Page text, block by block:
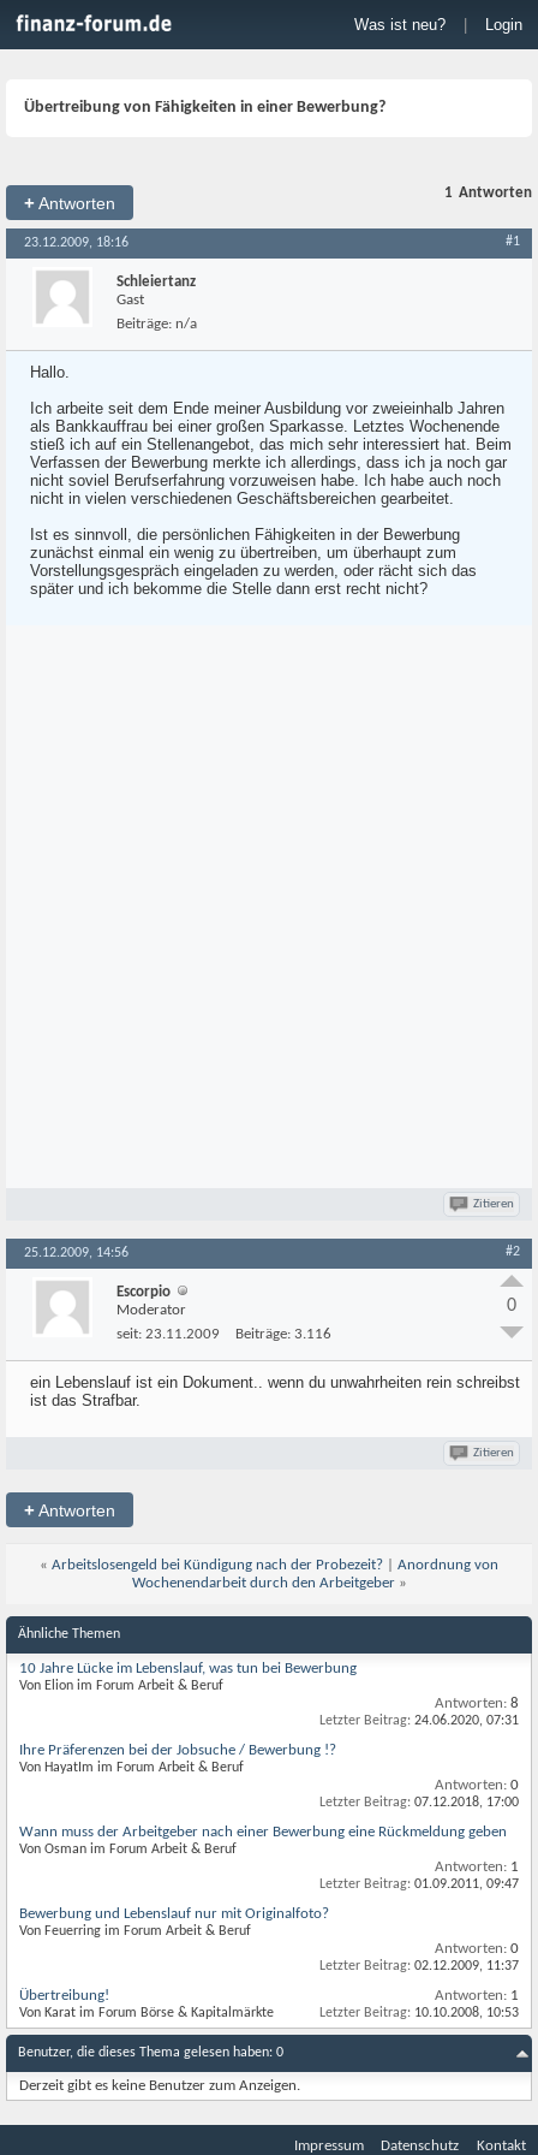
Was ist neu? Login
Übertreibung von Fähigkeiten in einer Bewerbung?
+Antworten
1 Antworten
23.12.2009, 18:16 #1
Schleiertanz
Gast
Beiträge: n/a
Hallo.
Ich arbeite seit dem Ende meiner Ausbildung vor zweieinhalb Jahren
als Bankkauffrau bei einer großen Sparkasse. Letztes Wochenende
stieß ich auf ein Stellenangebot, das mich sehr interessiert hat. Beim
Verfassen der Bewerbung merkte ich allerdings, dass ich ja noch gar
nicht soviel Berufserfahrung vorzuweisen habe. Ich habe auch noch
nicht in vielen verschiedenen Geschäftsbereichen gearbeitet.
Ist es sinnvoll, die persönlichen Fähigkeiten in der Bewerbung
zunächst einmal ein wenig zu übertreiben, um überhaupt zum
Vorstellungsgespräch eingeladen zu werden, oder rächt sich das
später und ich bekomme die Stelle dann erst recht nicht?
Zitieren
25.12.2009, 14:56 #2
Escorpio
Moderator
seit: 23.11.2009 Beiträge: 3.116
0
ein Lebenslauf ist ein Dokument.. wenn du unwahrheiten rein schreibst
ist das Strafbar.
Zitieren
+Antworten
« Arbeitslosengeld bei Kündigung nach der Probezeit?
Anordnung von
Wochenendarbeit durch den Arbeitgeber »
Ähnliche Themen
10 Jahre Lücke im Lebenslauf, was tun bei Bewerbung
Von Elion im Forum Arbeit & Beruf
Antworten: 8
Letzter Beitrag: 24.06.2020, 07:31
Ihre Präferenzen bei der Jobsuche / Bewerbung !?
Von HayatIm im Forum Arbeit & Beruf
Antworten: 0
Letzter Beitrag: 07.12.2018, 17:00
Wann muss der Arbeitgeber nach einer Bewerbung eine Rückmeldung geben
Von Osman im Forum Arbeit & Beruf
Antworten: 1
Letzter Beitrag: 01.09.2011, 09:47
Bewerbung und Lebenslauf nur mit Originalfoto?
Von Feuerring im Forum Arbeit & Beruf
Antworten: 0
Letzter Beitrag: 02.12.2009, 11:37
Übertreibung!
Von Karat im Forum Börse & Kapitalmärkte
Antworten: 1
Letzter Beitrag: 10.10.2008, 10:53
Benutzer, die dieses Thema gelesen haben: 0
Derzeit gibt es keine Benutzer zum Anzeigen.
Impressum Datenschutz Kontakt